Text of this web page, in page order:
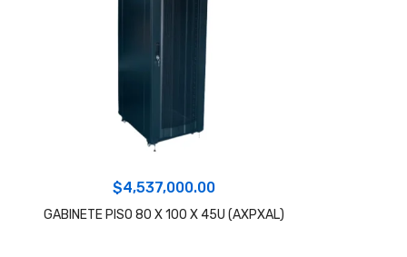
$4,537,000.00
GABINETE PISO 80 X 100 X 45U (AXPXAL)